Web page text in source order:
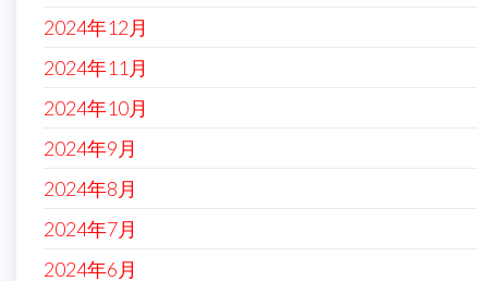
2024年12月
2024年11月
2024年10月
2024年9月
2024年8月
2024年7月
2024年6月